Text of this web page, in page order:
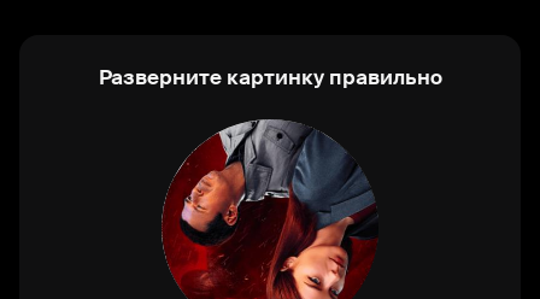
Разверните картинку правильно